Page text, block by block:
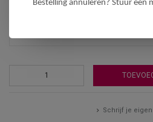
Schrijf je eigen
Bestelling annuleren? Stuur een